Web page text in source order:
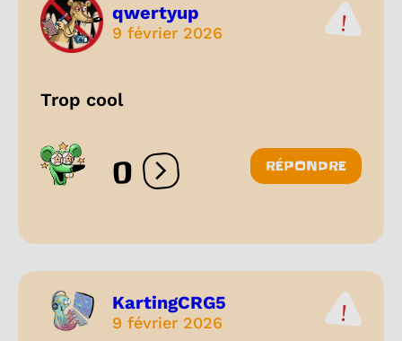
qwertyup
9 février 2026
Trop cool
0 Ouvrir les réactions
RÉPONDRE
KartingCRG5
9 février 2026